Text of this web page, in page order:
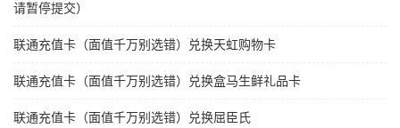
请暂停提交）
联通充值卡（面值千万别选错）兑换天虹购物卡
联通充值卡（面值千万别选错）兑换盒马生鲜礼品卡
联通充值卡（面值千万别选错）兑换屈臣氏